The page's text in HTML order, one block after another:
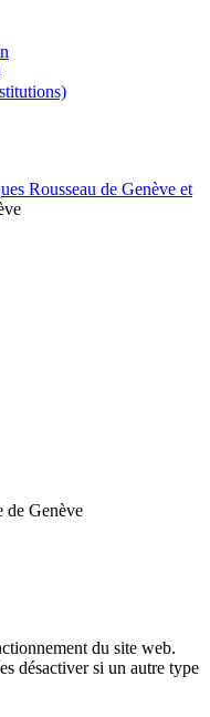
de Genève
du site web.
désactiver si un autre type